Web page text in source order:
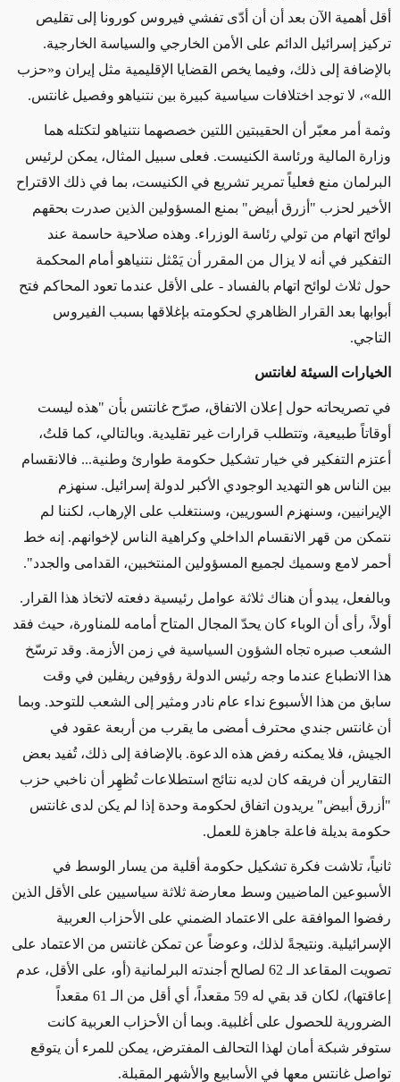
أقل أهمية الآن بعد أن أن أدّى تفشي فيروس كورونا إلى تقليص
تركيز إسرائيل الدائم على الأمن الخارجي والسياسة الخارجية.
بالإضافة إلى ذلك، وفيما يخص القضايا الإقليمية مثل إيران و«حزب
الله»، لا توجد اختلافات سياسية كبيرة بين نتنياهو وفصيل غانتس.
وثمة أمر معبّر أن الحقيبتين اللتين خصصهما نتنياهو لتكتله هما
وزارة المالية ورئاسة الكنيست. فعلى سبيل المثال، يمكن لرئيس
البرلمان منع فعلياً تمرير تشريع في الكنيست، بما في ذلك الاقتراح
الأخير لحزب "أزرق أبيض" بمنع المسؤولين الذين صدرت بحقهم
لوائح اتهام من تولي رئاسة الوزراء. وهذه صلاحية حاسمة عند
التفكير في أنه لا يزال من المقرر أن يَمْثل نتنياهو أمام المحكمة
حول ثلاث لوائح اتهام بالفساد - على الأقل عندما تعود المحاكم فتح
أبوابها بعد القرار الظاهري لحكومته بإغلاقها بسبب الفيروس
التاجي.
الخيارات السيئة لغانتس
في تصريحاته حول إعلان الاتفاق، صرّح غانتس بأن "هذه ليست
أوقاتاً طبيعية، وتتطلب قرارات غير تقليدية. وبالتالي، كما قلتُ،
أعتزم التفكير في خيار تشكيل حكومة طوارئ وطنية... فالانقسام
بين الناس هو التهديد الوجودي الأكبر لدولة إسرائيل. سنهزم
الإيرانيين، وسنهزم السوريين، وسنتغلب على الإرهاب، لكننا لم
نتمكن من قهر الانقسام الداخلي وكراهية الناس لإخوانهم. إنه خط
أحمر لامع وسميك لجميع المسؤولين المنتخبين، القدامى والجدد".
وبالفعل، يبدو أن هناك ثلاثة عوامل رئيسية دفعته لاتخاذ هذا القرار.
أولاً، رأى أن الوباء كان يحدّ المجال المتاح أمامه للمناورة، حيث فقد
الشعب صبره تجاه الشؤون السياسية في زمن الأزمة. وقد ترسّخ
هذا الانطباع عندما وجه رئيس الدولة رؤوفين ريفلين في وقت
سابق من هذا الأسبوع نداء عام نادر ومثير إلى الشعب للتوحد. وبما
أن غانتس جندي محترف أمضى ما يقرب من أربعة عقود في
الجيش، فلا يمكنه رفض هذه الدعوة. بالإضافة إلى ذلك، تُفيد بعض
التقارير أن فريقه كان لديه نتائج استطلاعات تُظهِر أن ناخبي حزب
"أزرق أبيض" يريدون اتفاق لحكومة وحدة إذا لم يكن لدى غانتس
حكومة بديلة فاعلة جاهزة للعمل.
ثانياً، تلاشت فكرة تشكيل حكومة أقلية من يسار الوسط في
الأسبوعين الماضيين وسط معارضة ثلاثة سياسيين على الأقل الذين
رفضوا الموافقة على الاعتماد الضمني على الأحزاب العربية
الإسرائيلية. ونتيجةً لذلك، وعوضاً عن تمكن غانتس من الاعتماد على
تصويت المقاعد الـ 62 لصالح أجندته البرلمانية (أو، على الأقل، عدم
إعاقتها)، لكان قد بقي له 59 مقعداً، أي أقل من الـ 61 مقعداً
الضرورية للحصول على أغلبية. وبما أن الأحزاب العربية كانت
ستوفر شبكة أمان لهذا التحالف المفترض، يمكن للمرء أن يتوقع
تواصل غانتس معها في الأسابيع والأشهر المقبلة.